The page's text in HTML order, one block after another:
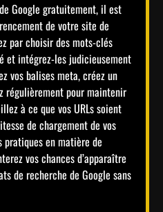
Google gratuitement, il est
de votre site de
par choisir des mots-clés
et intégrez-les judicieusement
vos balises meta, créez un
régulièrement pour maintenir
à ce que vos URLs soient
de chargement de vos
pratiques en matière de
vos chances d’apparaître
de recherche de Google sans